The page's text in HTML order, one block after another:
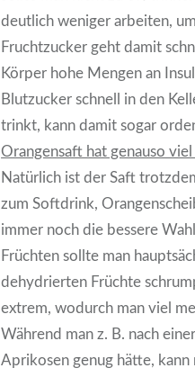
deutlich weniger arbeiten,
Fruchtzucker geht damit
Körper hohe Mengen an
Blutzucker schnell in den
trinkt, kann damit sogar
Orangensaft hat genauso
Natürlich ist der Saft
zum Softdrink,
immer noch die bessere
Früchten sollte man
dehydrierten Früchte
extrem, wodurch man viel
Während man z. B. nach
Aprikosen genug hätte, kann